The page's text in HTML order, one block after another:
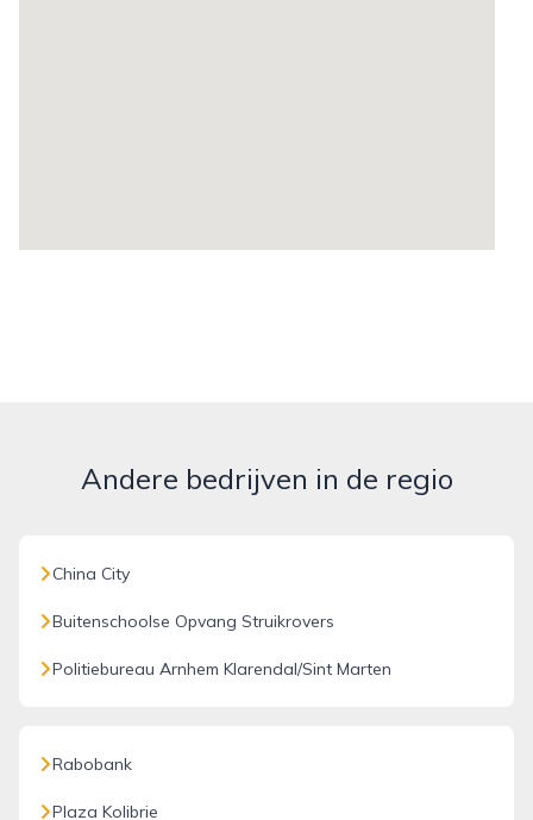
Andere bedrijven in de regio
China City
Buitenschoolse Opvang Struikrovers
Politiebureau Arnhem Klarendal/Sint Marten
Rabobank
Plaza Kolibrie